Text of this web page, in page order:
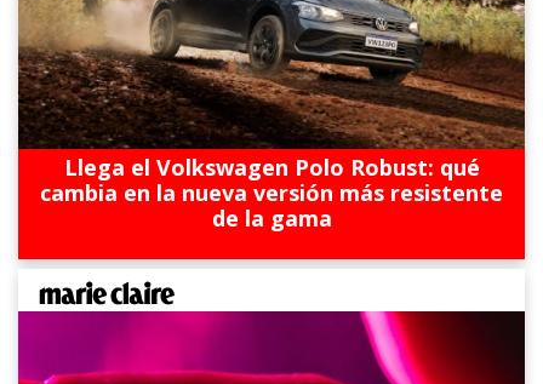
Llega el Volkswagen Polo Robust: qué
cambia en la nueva versión más resistente
de la gama